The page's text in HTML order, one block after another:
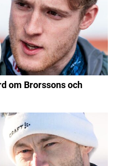
om Brorssons och